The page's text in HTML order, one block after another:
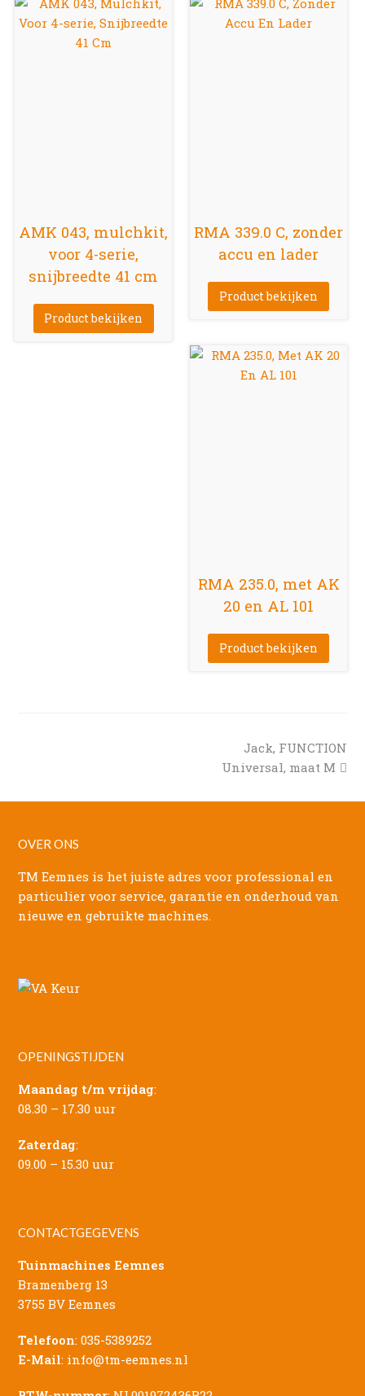
AMK 043, mulchkit,
voor 4-serie,
snijbreedte 41 cm
Product bekijken
RMA 339.0 C, zonder
accu en lader
Product bekijken
RMA 235.0, met AK
20 en AL 101
Product bekijken
next
post:
Jack, FUNCTION
Universal, maat M
OVER ONS
TM Eemnes is het juiste adres voor professional en
particulier voor service, garantie en onderhoud van
nieuwe en gebruikte machines.
OPENINGSTIJDEN
Maandag t/m vrijdag:
08.30 – 17.30 uur
Zaterdag:
09.00 – 15.30 uur
CONTACTGEGEVENS
Tuinmachines Eemnes
Bramenberg 13
3755 BV Eemnes
Telefoon:035-5389252
E-Mail: info@tm-eemnes.nl